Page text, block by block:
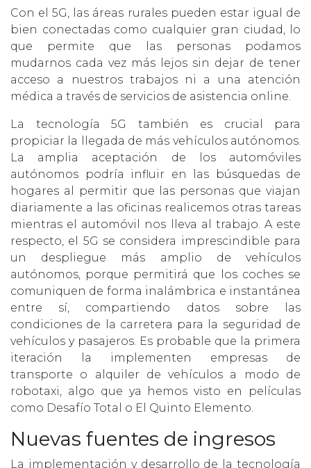
Con el 5G, las áreas rurales pueden estar igual de
bien conectadas como cualquier gran ciudad, lo
que permite que las personas podamos
mudarnos cada vez más lejos sin dejar de tener
acceso a nuestros trabajos ni a una atención
médica a través de servicios de asistencia online.
La tecnología 5G también es crucial para
propiciar la llegada de más vehículos autónomos.
La amplia aceptación de los automóviles
autónomos podría influir en las búsquedas de
hogares al permitir que las personas que viajan
diariamente a las oficinas realicemos otras tareas
mientras el automóvil nos lleva al trabajo. A este
respecto, el 5G se considera imprescindible para
un despliegue más amplio de vehículos
autónomos, porque permitirá que los coches se
comuniquen de forma inalámbrica e instantánea
entre sí, compartiendo datos sobre las
condiciones de la carretera para la seguridad de
vehículos y pasajeros. Es probable que la primera
iteración la implementen empresas de
transporte o alquiler de vehículos a modo de
robotaxi, algo que ya hemos visto en películas
como Desafío Total o El Quinto Elemento.
Nuevas fuentes de ingresos
La implementación y desarrollo de la tecnología